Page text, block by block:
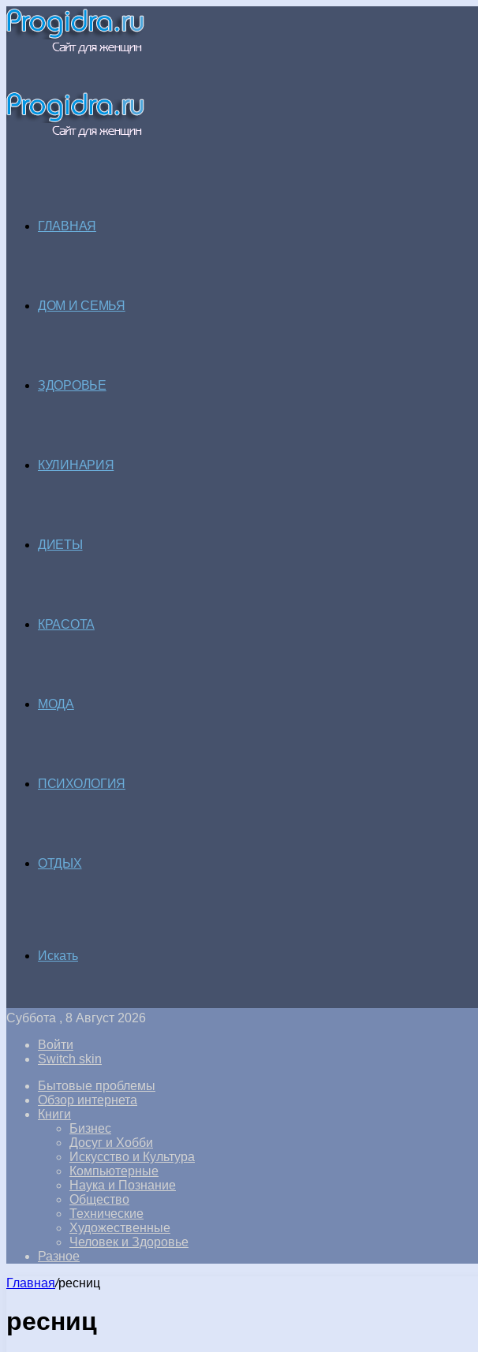
ГЛАВНАЯ
ДОМ И СЕМЬЯ
ЗДОРОВЬЕ
КУЛИНАРИЯ
ДИЕТЫ
КРАСОТА
МОДА
ПСИХОЛОГИЯ
ОТДЫХ
Искать
Суббота , 8 Август 2026
Войти
Switch skin
Бытовые проблемы
Обзор интернета
Книги
Бизнес
Досуг и Хобби
Искусство и Культура
Компьютерные
Наука и Познание
Общество
Технические
Художественные
Человек и Здоровье
Разное
Главная/ресниц
ресниц